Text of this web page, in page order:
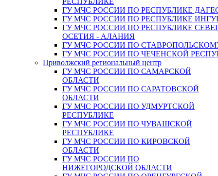
ГУ МЧС РОССИИ ПО РЕСПУБЛИКЕ
ГУ МЧС РОССИИ ПО РЕСПУБЛИКЕ
ГУ МЧС РОССИИ ПО РЕСПУБЛИКЕ
ОСЕТИЯ - АЛАНИЯ
ГУ МЧС РОССИИ ПО
ГУ МЧС РОССИИ ПО ЧЕЧЕНСКОЙ
Приволжский региональный центр
ГУ МЧС РОССИИ ПО САМАРСКОЙ
ОБЛАСТИ
ГУ МЧС РОССИИ ПО САРАТОВСКОЙ
ОБЛАСТИ
ГУ МЧС РОССИИ ПО УДМУРТСКОЙ
РЕСПУБЛИКЕ
ГУ МЧС РОССИИ ПО ЧУВАШСКОЙ
РЕСПУБЛИКЕ
ГУ МЧС РОССИИ ПО КИРОВСКОЙ
ОБЛАСТИ
ГУ МЧС РОССИИ ПО
НИЖЕГОРОДСКОЙ ОБЛАСТИ